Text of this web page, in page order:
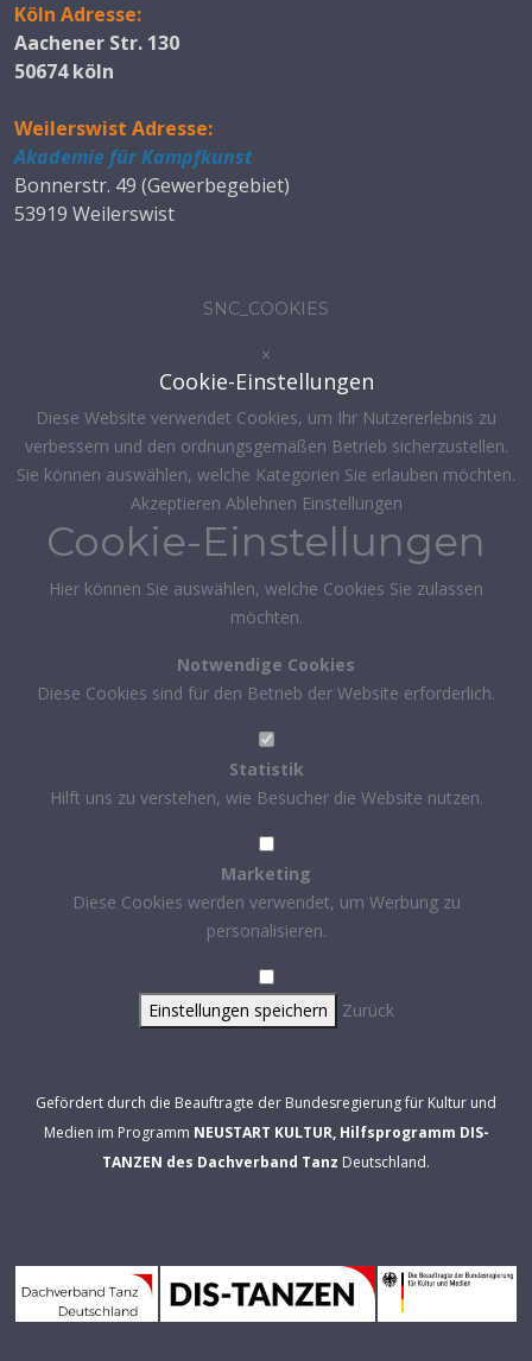
Köln Adresse:
Aachener Str. 130
50674 köln
Weilerswist Adresse:
Akademie für Kampfkunst
Bonnerstr. 49 (Gewerbegebiet)
53919 Weilerswist
SNC_COOKIES
×
Cookie-Einstellungen
Diese Website verwendet Cookies, um Ihr Nutzererlebnis zu
verbessern und den ordnungsgemäßen Betrieb sicherzustellen.
Sie können auswählen, welche Kategorien Sie erlauben möchten.
Akzeptieren Ablehnen Einstellungen
Cookie-Einstellungen
Hier können Sie auswählen, welche Cookies Sie zulassen
möchten.
Notwendige Cookies
Diese Cookies sind für den Betrieb der Website erforderlich.
Statistik
Hilft uns zu verstehen, wie Besucher die Website nutzen.
Marketing
Diese Cookies werden verwendet, um Werbung zu
personalisieren.
Einstellungen speichern Zurück
Gefördert durch die Beauftragte der Bundesregierung für Kultur und
Medien im Programm NEUSTART KULTUR, Hilfsprogramm DIS-
TANZEN des Dachverband Tanz Deutschland.